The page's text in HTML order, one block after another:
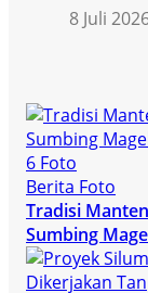
8 Juli
6 Foto
Berita Foto
Tradisi
Sumbing